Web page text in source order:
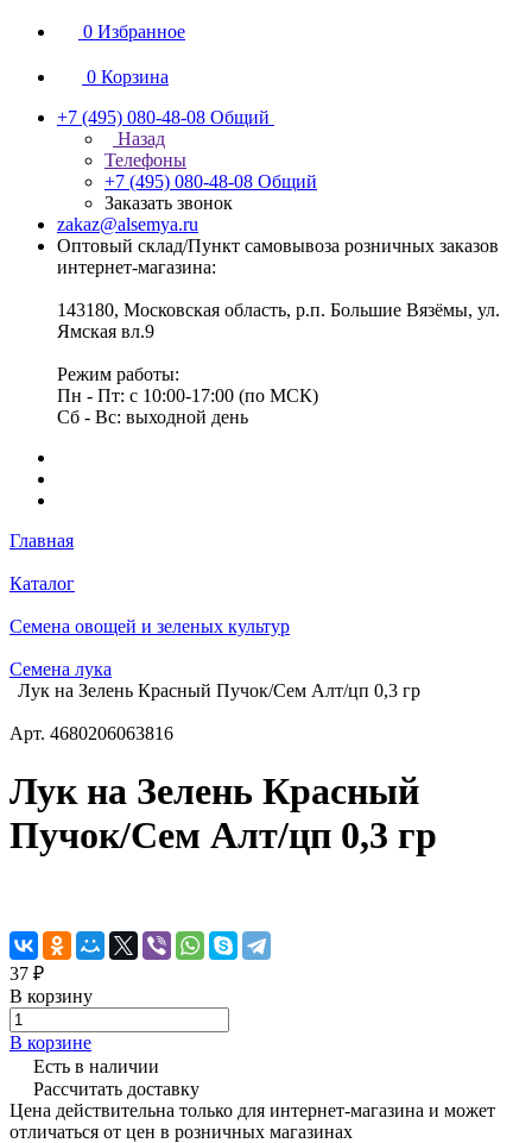
0 Избранное
0 Корзина
+7 (495) 080-48-08 Общий
Назад
Телефоны
+7 (495) 080-48-08 Общий
Заказать звонок
zakaz@alsemya.ru
Оптовый склад/Пункт самовывоза розничных заказов
интернет-магазина:
143180, Московская область, р.п. Большие Вязёмы, ул.
Ямская вл.9
Режим работы:
Пн - Пт: с 10:00-17:00 (по МСК)
Сб - Вс: выходной день
Главная
Каталог
Семена овощей и зеленых культур
Семена лука
Лук на Зелень Красный Пучок/Сем Алт/цп 0,3 гр
Арт. 4680206063816
Лук на Зелень Красный
Пучок/Сем Алт/цп 0,3 гр
37 ₽
В корзину
В корзине
Есть в наличии
Рассчитать доставку
Цена действительна только для интернет-магазина и может
отличаться от цен в розничных магазинах